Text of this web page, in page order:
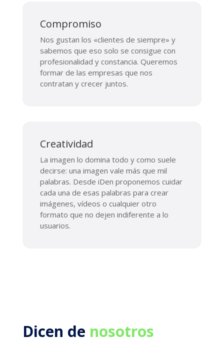
Compromiso
Nos gustan los «clientes de siempre» y
sabemos que eso solo se consigue con
profesionalidad y constancia. Queremos
formar de las empresas que nos
contratan y crecer juntos.
Creatividad
La imagen lo domina todo y como suele
decirse: una imagen vale más que mil
palabras. Desde iDen proponemos cuidar
cada una de esas palabras para crear
imágenes, vídeos o cualquier otro
formato que no dejen indiferente a lo
usuarios.
Dicen de nosotros